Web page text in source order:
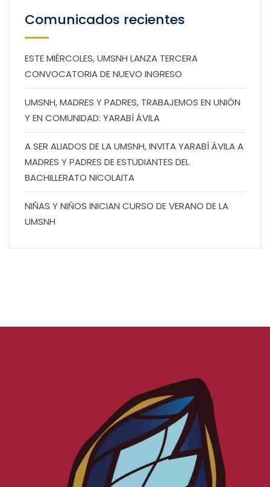
Comunicados recientes
ESTE MIÉRCOLES, UMSNH LANZA TERCERA
CONVOCATORIA DE NUEVO INGRESO
UMSNH, MADRES Y PADRES, TRABAJEMOS EN UNIÓN
Y EN COMUNIDAD: YARABÍ ÁVILA
A SER ALIADOS DE LA UMSNH, INVITA YARABÍ ÁVILA A
MADRES Y PADRES DE ESTUDIANTES DEL
BACHILLERATO NICOLAITA
NIÑAS Y NIÑOS INICIAN CURSO DE VERANO DE LA
UMSNH